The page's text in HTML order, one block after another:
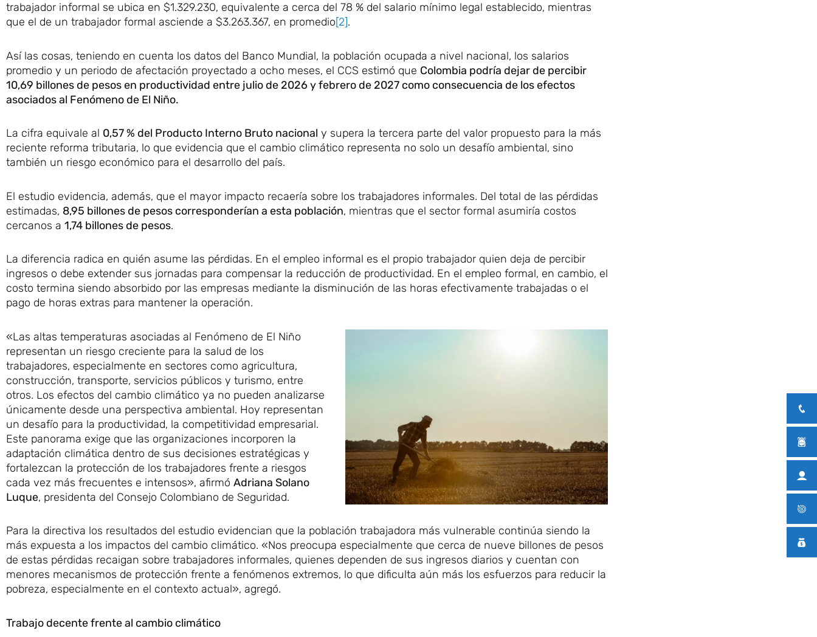
trabajador informal se ubica en $1.329.230, equivalente a cerca del 78 % del salario mínimo legal establecido, mientras
que el de un trabajador formal asciende a $3.263.367, en promedio[2].
Así las cosas, teniendo en cuenta los datos del Banco Mundial, la población ocupada a nivel nacional, los salarios
promedio y un periodo de afectación proyectado a ocho meses, el CCS estimó que Colombia podría dejar de percibir
10,69 billones de pesos en productividad entre julio de 2026 y febrero de 2027 como consecuencia de los efectos
asociados al Fenómeno de El Niño.
La cifra equivale al 0,57 % del Producto Interno Bruto nacional y supera la tercera parte del valor propuesto para la más
reciente reforma tributaria, lo que evidencia que el cambio climático representa no solo un desafío ambiental, sino
también un riesgo económico para el desarrollo del país.
El estudio evidencia, además, que el mayor impacto recaería sobre los trabajadores informales. Del total de las pérdidas
estimadas, 8,95 billones de pesos corresponderían a esta población, mientras que el sector formal asumiría costos
cercanos a 1,74 billones de pesos.
La diferencia radica en quién asume las pérdidas. En el empleo informal es el propio trabajador quien deja de percibir
ingresos o debe extender sus jornadas para compensar la reducción de productividad. En el empleo formal, en cambio, el
costo termina siendo absorbido por las empresas mediante la disminución de las horas efectivamente trabajadas o el
pago de horas extras para mantener la operación.
«Las altas temperaturas asociadas al Fenómeno de El Niño
representan un riesgo creciente para la salud de los
trabajadores, especialmente en sectores como agricultura,
construcción, transporte, servicios públicos y turismo, entre
otros. Los efectos del cambio climático ya no pueden analizarse
únicamente desde una perspectiva ambiental. Hoy representan
un desafío para la productividad, la competitividad empresarial.
Este panorama exige que las organizaciones incorporen la
adaptación climática dentro de sus decisiones estratégicas y
fortalezcan la protección de los trabajadores frente a riesgos
cada vez más frecuentes e intensos», afirmó Adriana Solano
Luque, presidenta del Consejo Colombiano de Seguridad.
Para la directiva los resultados del estudio evidencian que la población trabajadora más vulnerable continúa siendo la
más expuesta a los impactos del cambio climático. «Nos preocupa especialmente que cerca de nueve billones de pesos
de estas pérdidas recaigan sobre trabajadores informales, quienes dependen de sus ingresos diarios y cuentan con
menores mecanismos de protección frente a fenómenos extremos, lo que dificulta aún más los esfuerzos para reducir la
pobreza, especialmente en el contexto actual», agregó.
Trabajo decente frente al cambio climático